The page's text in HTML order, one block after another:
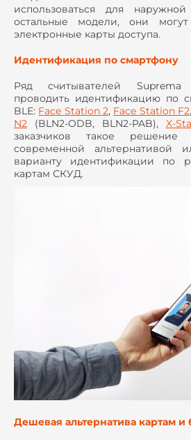
использоваться для
остальные модели, они могут
электронные карты доступа.
Идентификация по смартфону
Ряд считывателей Suprema
проводить идентификацию по
BLE: Face Station 2, Face Station F2,
N2 (BLN2-ODB, BLN2-PAB), X-
заказчиков такое решение
современной альтернативой
варианту идентификации по
картам СКУД.
Дешевая альтернатива картам и